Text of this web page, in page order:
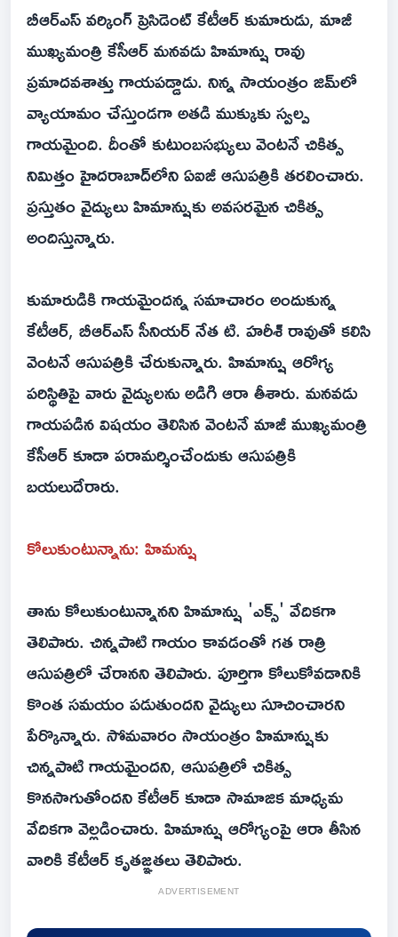
బీఆర్ఎస్ వర్కింగ్ ప్రెసిడెంట్ కేటీఆర్ కుమారుడు, మాజీ
ముఖ్యమంత్రి కేసీఆర్ మనవడు హిమాన్షు రావు
ప్రమాదవశాత్తు గాయపడ్డాడు. నిన్న సాయంత్రం జిమ్‌లో
వ్యాయామం చేస్తుండగా అతడి ముక్కుకు స్వల్ప
గాయమైంది. దీంతో కుటుంబసభ్యులు వెంటనే చికిత్స
నిమిత్తం హైదరాబాద్‌లోని ఏఐజీ ఆసుపత్రికి తరలించారు.
ప్రస్తుతం వైద్యులు హిమాన్షుకు అవసరమైన చికిత్స
అందిస్తున్నారు.
కుమారుడికి గాయమైందన్న సమాచారం అందుకున్న
కేటీఆర్, బీఆర్ఎస్ సీనియర్ నేత టి. హరీశ్ రావుతో కలిసి
వెంటనే ఆసుపత్రికి చేరుకున్నారు. హిమాన్షు ఆరోగ్య
పరిస్థితిపై వారు వైద్యులను అడిగి ఆరా తీశారు. మనవడు
గాయపడిన విషయం తెలిసిన వెంటనే మాజీ ముఖ్యమంత్రి
కేసీఆర్ కూడా పరామర్శించేందుకు ఆసుపత్రికి
బయలుదేరారు.
కోలుకుంటున్నాను: హిమన్షు
తాను కోలుకుంటున్నానని హిమాన్షు 'ఎక్స్' వేదికగా
తెలిపారు. చిన్నపాటి గాయం కావడంతో గత రాత్రి
ఆసుపత్రిలో చేరానని తెలిపారు. పూర్తిగా కోలుకోవడానికి
కొంత సమయం పడుతుందని వైద్యులు సూచించారని
పేర్కొన్నారు. సోమవారం సాయంత్రం హిమాన్షుకు
చిన్నపాటి గాయమైందని, ఆసుపత్రిలో చికిత్స
కొనసాగుతోందని కేటీఆర్ కూడా సామాజిక మాధ్యమ
వేదికగా వెల్లడించారు. హిమాన్షు ఆరోగ్యంపై ఆరా తీసిన
వారికి కేటీఆర్ కృతజ్ఞతలు తెలిపారు.
ADVERTISEMENT